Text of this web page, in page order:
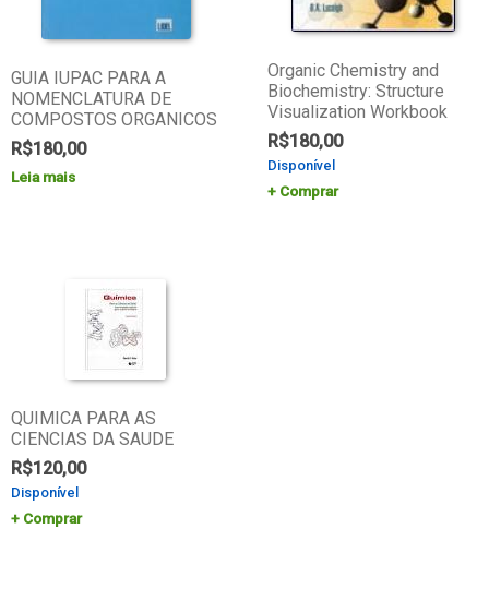
GUIA IUPAC PARA A
NOMENCLATURA DE
COMPOSTOS ORGANICOS
R$180,00
Leia mais
Organic Chemistry and
Biochemistry: Structure
Visualization Workbook
R$180,00
Disponível
Comprar
QUIMICA PARA AS
CIENCIAS DA SAUDE
R$120,00
Disponível
Comprar